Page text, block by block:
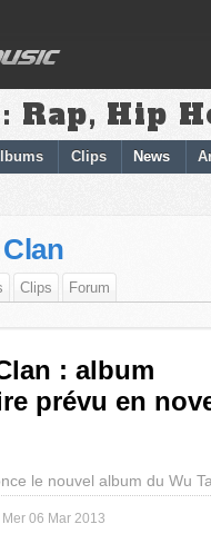
Rap, Hip
Clips News
Clips Forum
: album
prévu en
le nouvel album du Wu
Mer 06 Mar 2013